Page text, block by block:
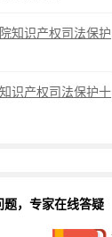
知识产权司法保护
识产权司法保护十
题，专家在线答疑